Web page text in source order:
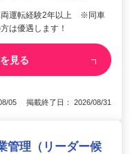
運転経験2年以上 ※同車
は優遇します！
見る
05 掲載終了日： 2026/08/31
管理（リーダー候